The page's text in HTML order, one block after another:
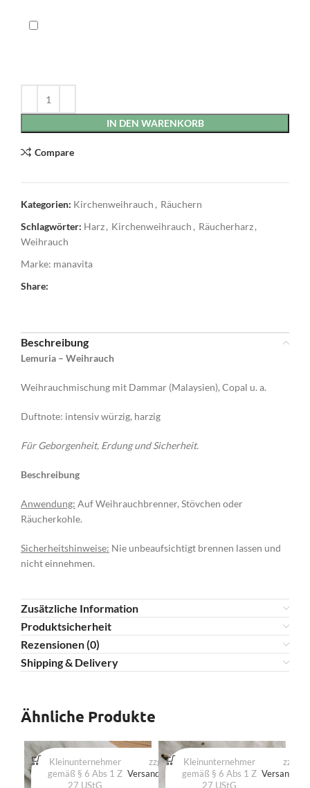
IN DEN WARENKORB
Compare
Kategorien: Kirchenweihrauch , Räuchern
Schlagwörter: Harz, Kirchenweihrauch , Räucherharz,
Weihrauch
Marke: manavita
Share:
Beschreibung
Lemuria – Weihrauch
Weihrauchmischung mit Dammar (Malaysien), Copal u. a.
Duftnote: intensiv würzig, harzig
Für Geborgenheit, Erdung und Sicherheit.
Beschreibung
Anwendung: Auf Weihrauchbrenner, Stövchen oder
Räucherkohle.
Sicherheitshinweise: Nie unbeaufsichtigt brennen lassen und
nicht einnehmen.
Zusätzliche Information
Produktsicherheit
Rezensionen (0)
Shipping & Delivery
Ähnliche Produkte
Kleinunternehmer
gemäß § 6 Abs 1 Z
27 UStG
zzgl.
Versandkosten
Kleinunternehmer
gemäß § 6 Abs 1 Z
27 UStG
zzgl.